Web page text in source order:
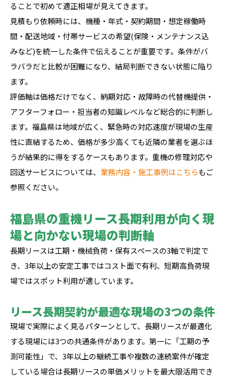
ることで初めて適正相場が見えてきます。
見積もり依頼時には、機種・年式・契約期間・想定稼働時
間・配送地域・付帯サービスの希望(保険・メンテナンス込
みなど)を統一した条件で伝えることが重要です。条件がバ
ラバラだと比較が困難になり、結局判断できない状態に陥り
ます。
評価軸は価格だけでなく、納期対応・故障時の代替機提供・
アフターフォロー・担当者の知識レベルなど総合的に判断し
ます。福島県は地域が広く、緊急時の対応速度が現場の生産
性に直結するため、価格が多少高くても近隣の業者を選ぶほ
うが結果的に得をするケースもあります。重機の修理対応や
回送サービスについては、 業務内容・施工事例はこちらもご
参照ください。
福島県の重機リース長期利用が向く現
場と向かない現場の判断軸
長期リースは工期・機械負荷・保有スペースの3軸で判定で
き、3年以上の安定工事ではコスト面で有利、短期高負荷現
場ではスポット利用が適しています。
リース長期契約が最適な現場の3つの条件
現場で実際によく見るパターンとして、長期リースが最適化
する現場には3つの共通条件があります。第一に「工期の予
測可能性」で、3年以上の継続工事や複数の連続案件が確定
している場合は長期リースの単価メリットを最大限活用でき